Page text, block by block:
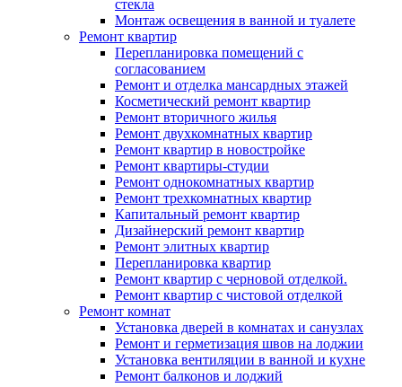
стекла
Монтаж освещения в ванной и туалете
Ремонт квартир
Перепланировка помещений с
согласованием
Ремонт и отделка мансардных этажей
Косметический ремонт квартир
Ремонт вторичного жилья
Ремонт двухкомнатных квартир
Ремонт квартир в новостройке
Ремонт квартиры-студии
Ремонт однокомнатных квартир
Ремонт трехкомнатных квартир
Капитальный ремонт квартир
Дизайнерский ремонт квартир
Ремонт элитных квартир
Перепланировка квартир
Ремонт квартир с черновой отделкой.
Ремонт квартир с чистовой отделкой
Ремонт комнат
Установка дверей в комнатах и санузлах
Ремонт и герметизация швов на лоджии
Установка вентиляции в ванной и кухне
Ремонт балконов и лоджий